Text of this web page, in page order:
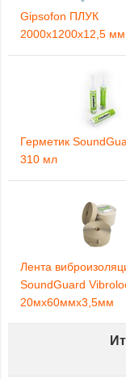
Gipsofon ПЛУК
2000х1200х12,5 мм
Герметик
310 мл
Лента
SoundGuard
20мх60ммх3,5мм